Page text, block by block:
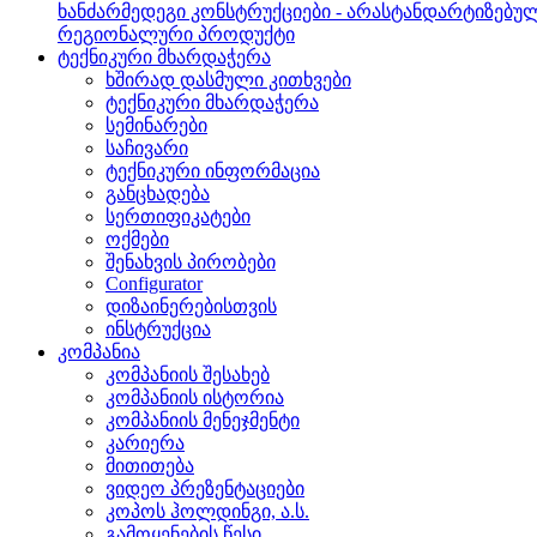
ხანძარმედეგი კონსტრუქციები -
რეგიონალური პროდუქტი
ტექნიკური მხარდაჭერა
ხშირად დასმული კითხვები
ტექნიკური მხარდაჭერა
სემინარები
საჩივარი
ტექნიკური ინფორმაცია
განცხადება
სერთიფიკატები
ოქმები
შენახვის პირობები
Configurator
დიზაინერებისთვის
ინსტრუქცია
კომპანია
კომპანიის შესახებ
კომპანიის ისტორია
კომპანიის მენეჯმენტი
კარიერა
მითითება
ვიდეო პრეზენტაციები
კოპოს ჰოლდინგი, ა.ს.